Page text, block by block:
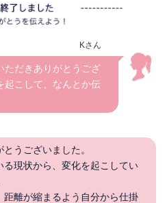
Kさん
ただきありがとうござ
起こして、なんとか伝
うございました。
る現状から、変化を起こしてい
距離が縮まるよう自分から仕掛